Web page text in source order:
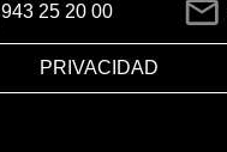
943 25 20 00
PRIVACIDAD